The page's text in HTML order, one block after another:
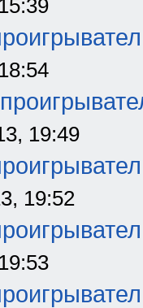
19:49
19:52